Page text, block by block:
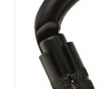
AUSFÜHRUNG